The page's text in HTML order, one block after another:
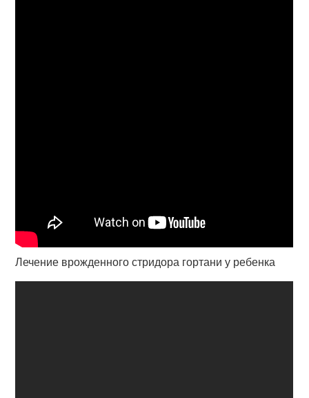
Лечение врожденного стридора гортани у ребенка